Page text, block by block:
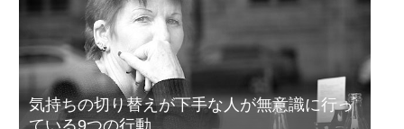
気持ちの切り替えが下手な人が無意識に行っ
ている9つの行動